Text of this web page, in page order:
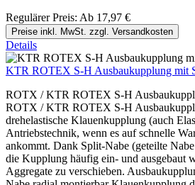
Regulärer Preis: Ab 17,97 €
Preise inkl. MwSt. zzgl. Versandkosten
Details
KTR ROTEX S-H Ausbaukupplung mit
ROTX / KTR ROTEX S-H
ROTX / KTR ROTEX S-H
drehelastische Klauenkupplung (auch
Antriebstechnik, wenn es auf schnelle
ankommt. Dank Split-Nabe (geteilte
die Kupplung häufig ein- und ausgebaut
Aggregate zu verschieben.